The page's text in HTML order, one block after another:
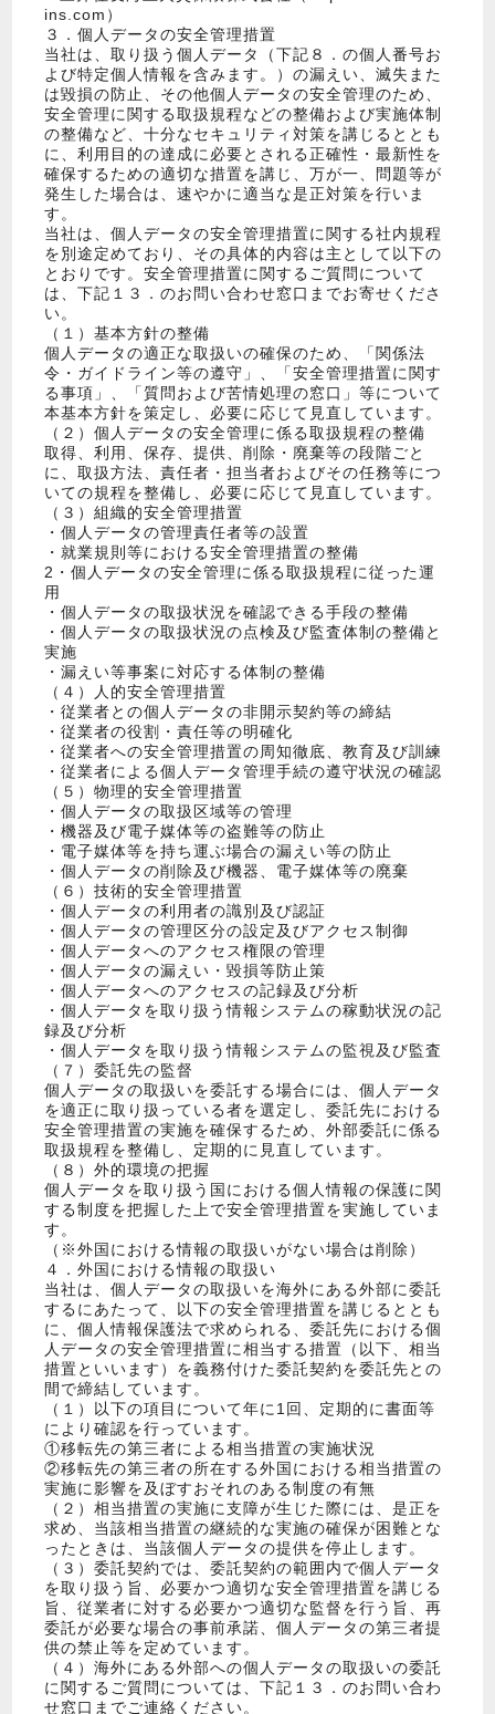
ins.com）
３．個人データの安全管理措置
当社は、取り扱う個人データ（下記８．の個人番号お
よび特定個人情報を含みます。）の漏えい、滅失また
は毀損の防止、その他個人データの安全管理のため、
安全管理に関する取扱規程などの整備および実施体制
の整備など、十分なセキュリティ対策を講じるととも
に、利用目的の達成に必要とされる正確性・最新性を
確保するための適切な措置を講じ、万が一、問題等が
発生した場合は、速やかに適当な是正対策を行いま
す。
当社は、個人データの安全管理措置に関する社内規程
を別途定めており、その具体的内容は主として以下の
とおりです。安全管理措置に関するご質問について
は、下記１３．のお問い合わせ窓口までお寄せくださ
い。
（１）基本方針の整備
個人データの適正な取扱いの確保のため、「関係法
令・ガイドライン等の遵守」、「安全管理措置に関す
る事項」、「質問および苦情処理の窓口」等について
本基本方針を策定し、必要に応じて見直しています。
（２）個人データの安全管理に係る取扱規程の整備
取得、利用、保存、提供、削除・廃棄等の段階ごと
に、取扱方法、責任者・担当者およびその任務等につ
いての規程を整備し、必要に応じて見直しています。
（３）組織的安全管理措置
・個人データの管理責任者等の設置
・就業規則等における安全管理措置の整備
2・個人データの安全管理に係る取扱規程に従った運
用
・個人データの取扱状況を確認できる手段の整備
・個人データの取扱状況の点検及び監査体制の整備と
実施
・漏えい等事案に対応する体制の整備
（４）人的安全管理措置
・従業者との個人データの非開示契約等の締結
・従業者の役割・責任等の明確化
・従業者への安全管理措置の周知徹底、教育及び訓練
・従業者による個人データ管理手続の遵守状況の確認
（５）物理的安全管理措置
・個人データの取扱区域等の管理
・機器及び電子媒体等の盗難等の防止
・電子媒体等を持ち運ぶ場合の漏えい等の防止
・個人データの削除及び機器、電子媒体等の廃棄
（６）技術的安全管理措置
・個人データの利用者の識別及び認証
・個人データの管理区分の設定及びアクセス制御
・個人データへのアクセス権限の管理
・個人データの漏えい・毀損等防止策
・個人データへのアクセスの記録及び分析
・個人データを取り扱う情報システムの稼動状況の記
録及び分析
・個人データを取り扱う情報システムの監視及び監査
（７）委託先の監督
個人データの取扱いを委託する場合には、個人データ
を適正に取り扱っている者を選定し、委託先における
安全管理措置の実施を確保するため、外部委託に係る
取扱規程を整備し、定期的に見直しています。
（８）外的環境の把握
個人データを取り扱う国における個人情報の保護に関
する制度を把握した上で安全管理措置を実施していま
す。
（※外国における情報の取扱いがない場合は削除）
４．外国における情報の取扱い
当社は、個人データの取扱いを海外にある外部に委託
するにあたって、以下の安全管理措置を講じるととも
に、個人情報保護法で求められる、委託先における個
人データの安全管理措置に相当する措置（以下、相当
措置といいます）を義務付けた委託契約を委託先との
間で締結しています。
（１）以下の項目について年に1回、定期的に書面等
により確認を行っています。
①移転先の第三者による相当措置の実施状況
②移転先の第三者の所在する外国における相当措置の
実施に影響を及ぼすおそれのある制度の有無
（２）相当措置の実施に支障が生じた際には、是正を
求め、当該相当措置の継続的な実施の確保が困難とな
ったときは、当該個人データの提供を停止します。
（３）委託契約では、委託契約の範囲内で個人データ
を取り扱う旨、必要かつ適切な安全管理措置を講じる
旨、従業者に対する必要かつ適切な監督を行う旨、再
委託が必要な場合の事前承諾、個人データの第三者提
供の禁止等を定めています。
（４）海外にある外部への個人データの取扱いの委託
に関するご質問については、下記１３．のお問い合わ
せ窓口までご連絡ください。